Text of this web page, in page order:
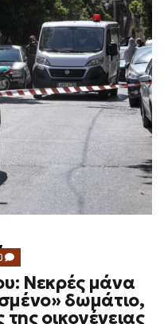
COMMENTS
ON
ΦΡΊΚΗ
ΣΤΟΥ
ΖΩΓΡΆΦΟΥ:
ΝΕΚΡΈΣ
Νεκρές μάνα
δωμάτιο,
της οικογένειας